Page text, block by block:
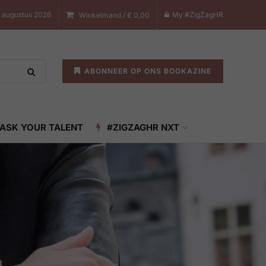
2026 Winkelmand / € 0,00 My #ZigZagHR
ABONNEER OP ONS BOOKAZINE
YOUR TALENT #ZIGZAGHR NXT